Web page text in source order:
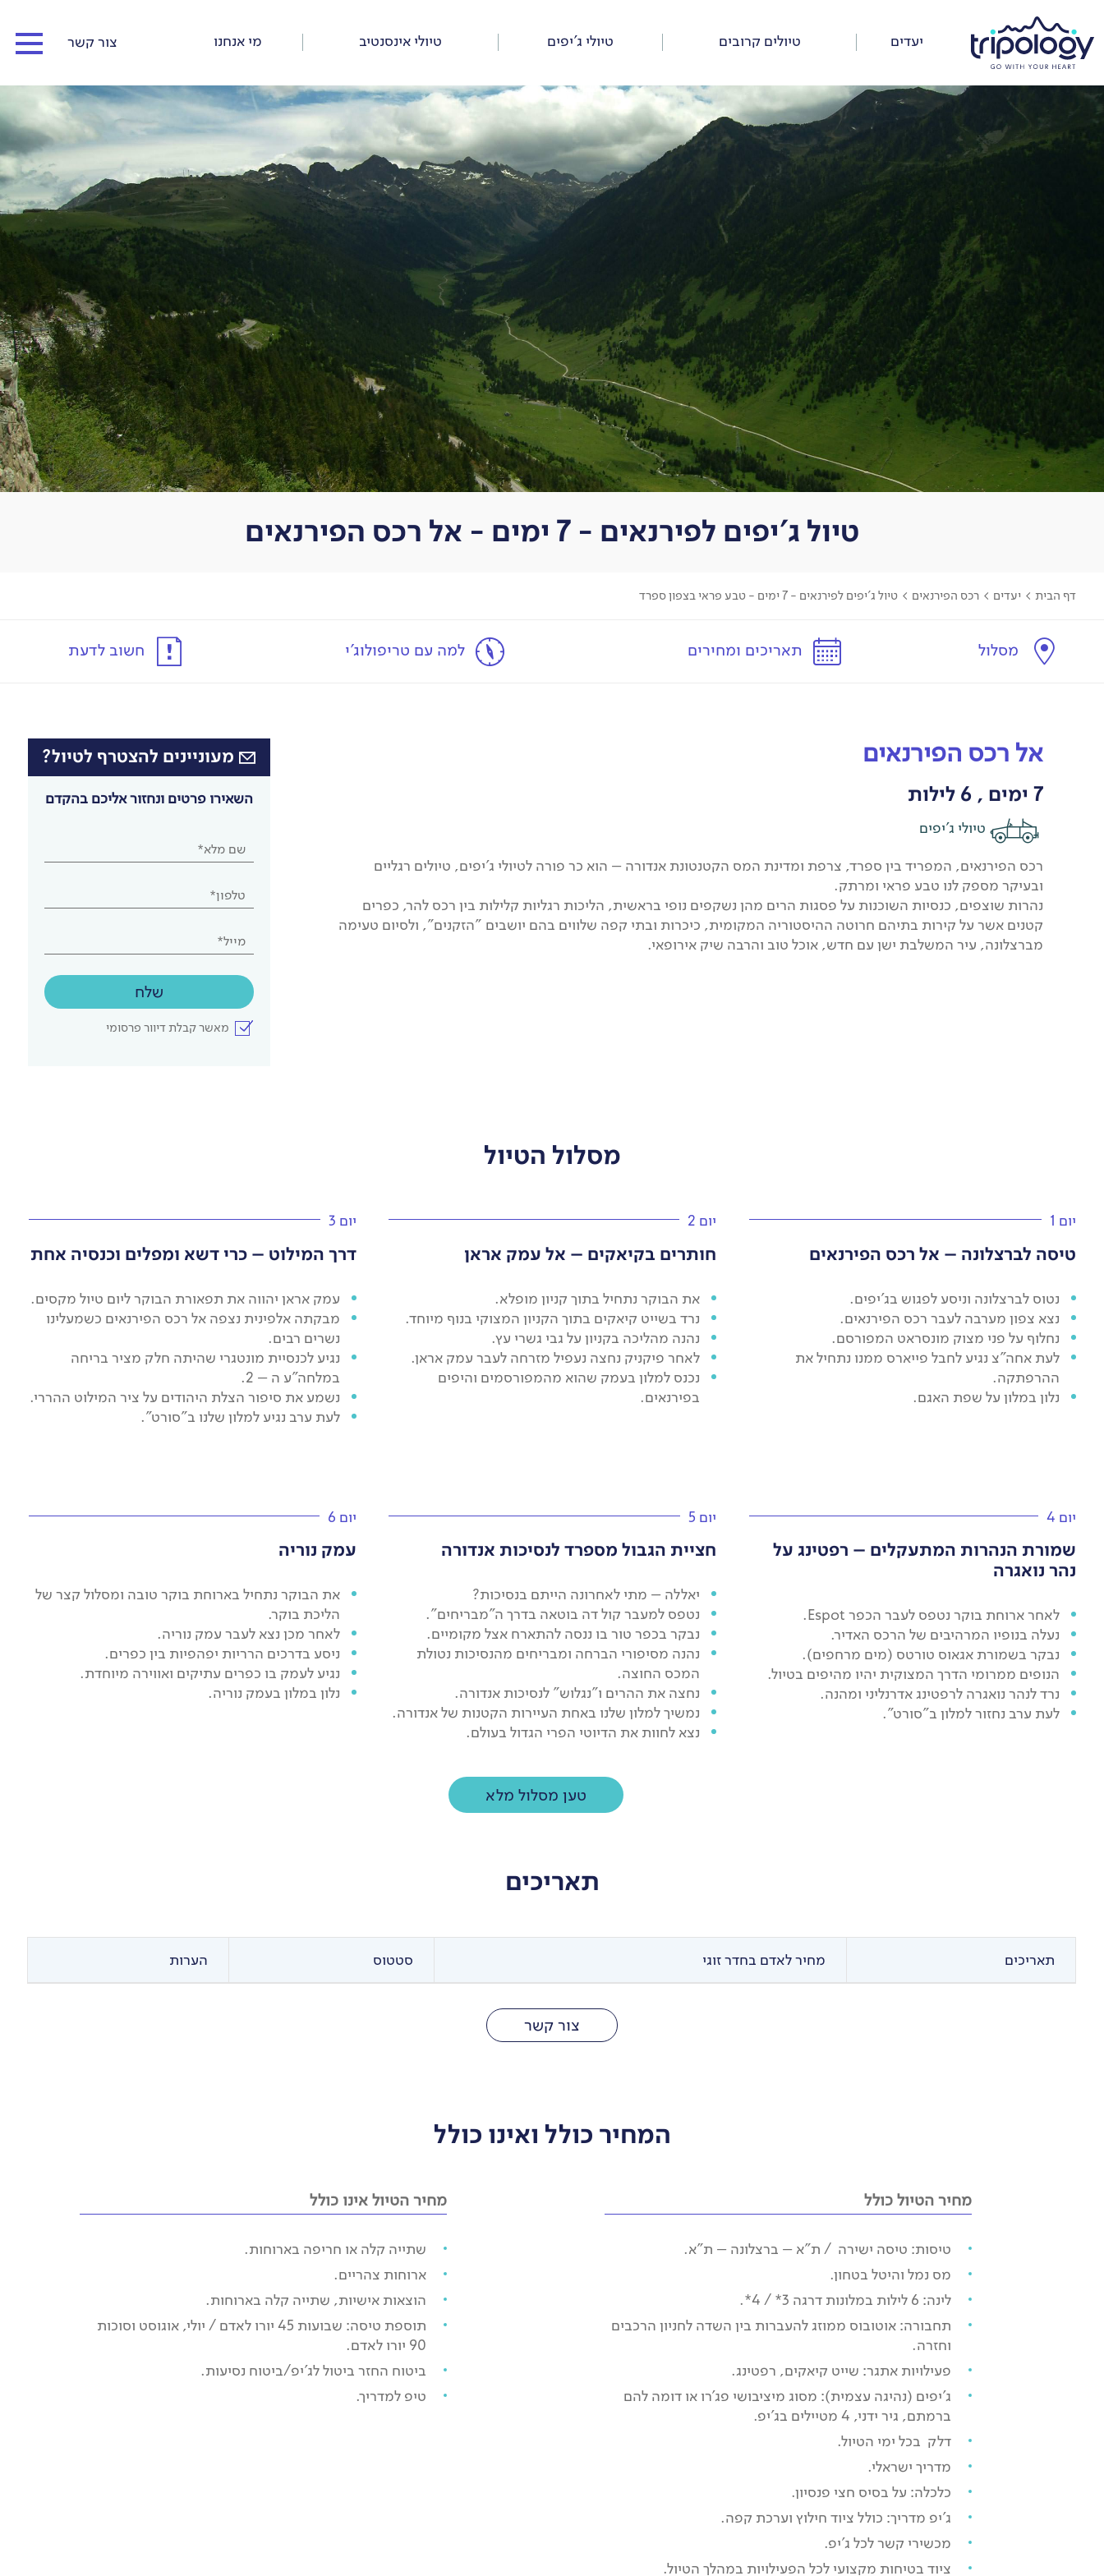
התפריט
יעדים טיולים קרובים טיולי ג’יפים טיולי אינסנטיב מי אנחנו צור קשר
המדריכים שלנו
כתבו עלינו
כתבות וסיפורי דרך
תנאי התקשרות ורישום
טיול ג'יפים לפירנאים - 7 ימים - אל רכס הפירנאים
דף הבית > יעדים > רכס הפירנאים > טיול ג'יפים לפירנאים - 7 ימים - טבע פראי בצפון ספרד
מסלול תאריכים ומחירים למה עם טריפולוג'י חשוב לדעת
אל רכס הפירנאים
7 ימים , 6 לילות
טיולי ג'יפים
רכס הפירנאים, המפריד בין ספרד, צרפת ומדינת המס הקטנטונת אנדורה – הוא כר פורה לטיולי ג'יפים, טיולים רגליים
ובעיקר מספק לנו טבע פראי ומרתק.
נהרות שוצפים, כנסיות השוכנות על פסגות הרים מהן נשקפים נופי בראשית, הליכות רגליות קלילות בין רכס להר, כפרים
קטנים אשר על קירות בתיהם חרוטה ההיסטוריה המקומית, כיכרות ובתי קפה שלווים בהם יושבים "הזקנים", ולסיום טעימה
מברצלונה, עיר המשלבת ישן עם חדש, אוכל טוב והרבה שיק אירופאי.
מעוניינים להצטרף לטיול?
השאירו פרטים ונחזור אליכם בהקדם
שם מלא*
טלפון*
מייל*
מאשר קבלת דיוור פרסומי
שלח
מסלול הטיול
יום 1
טיסה לברצלונה – אל רכס הפירנאים
נטוס לברצלונה וניסע לפגוש בג'יפים.
נצא צפון מערבה לעבר רכס הפירנאים.
נחלוף על פני מצוק מונסראט המפורסם.
לעת אחה"צ נגיע לחבל פייארס ממנו נתחיל את
ההרפתקה.
נלון במלון על שפת האגם.
יום 2
חותרים בקיאקים – אל עמק אראן
את הבוקר נתחיל בתוך קניון מופלא.
נרד בשייט קיאקים בתוך הקניון המצוקי בנוף מיוחד.
נהנה מהליכה בקניון על גבי גשרי עץ.
לאחר פיקניק נחצה נעפיל מזרחה לעבר עמק אראן.
נכנס למלון בעמק שהוא מהמפורסמים והיפים
בפירנאים.
יום 3
דרך המילוט – כרי דשא ומפלים וכנסיה אחת
עמק אראן יהווה את תפאורת הבוקר ליום טיול מקסים.
מבקתה אלפינית נצפה אל רכס הפירנאים כשמעלינו
נשרים רבים.
נגיע לכנסיית מונטגרי שהיתה חלק מציר בריחה
במלחה"ע ה – 2.
נשמע את סיפור הצלת היהודים על ציר המילוט ההררי.
לעת ערב נגיע למלון שלנו ב"סורט".
יום 4
שמורת הנהרות המתעקלים – רפטינג על
נהר נואגרה
לאחר ארוחת בוקר נטפס לעבר הכפר Espot.
נעלה בנופיו המרהיבים של הרכס האדיר.
נבקר בשמורת אגאוס טורטס (מים מרחפים).
הנופים ממרומי הדרך המצוקית יהיו מהיפים בטיול.
נרד לנהר נואגרה לרפטינג אדרנליני ומהנה.
לעת ערב נחזור למלון ב"סורט".
יום 5
חציית הגבול מספרד לנסיכות אנדורה
יאללה – מתי לאחרונה הייתם בנסיכות?
נטפס למעבר קול דה בוטאה בדרך ה"מבריחים".
נבקר בכפר טור בו ננסה להתארח אצל מקומיים.
נהנה מסיפורי הברחה ומבריחים מהנסיכות נטולת
המכס החוצה.
נחצה את ההרים ו"נגלוש" לנסיכות אנדורה.
נמשיך למלון שלנו באחת העיירות הקטנות של אנדורה.
נצא לחוות את הדיוטי הפרי הגדול בעולם.
יום 6
עמק נוריה
את הבוקר נתחיל בארוחת בוקר טובה ומסלול קצר של
הליכת בוקר.
לאחר מכן נצא לעבר עמק נוריה.
ניסע בדרכים הרריות יפהפיות בין כפרים.
נגיע לעמק בו כפרים עתיקים ואווירה מיוחדת.
נלון במלון בעמק נוריה.
מאוויר הפסגות לחוויה האורבנית המופלאה.
נטייל בברצלונה עד הערב – נחזור למציאות.
טען מסלול מלא
תאריכים
תאריכים מחיר לאדם בחדר זוגי סטטוס הערות
צור קשר
המחיר כולל ואינו כולל
מחיר הטיול כולל
טיסות: טיסה ישירה / ת"א – ברצלונה – ת"א.
מס נמל והיטל בטחון.
לינה: 6 לילות במלונות דרגה 3* / 4*.
תחבורה: אוטובוס ממוזג להעברות בין השדה לחניון הרכבים
וחזרה.
פעילויות אתגר: שייט קיאקים, רפטינג.
ג'יפים (נהיגה עצמית): מסוג מיציבושי פג'רו או דומה להם
ברמתם, גיר ידני, 4 מטיילים בג'יפ.
דלק בכל ימי הטיול.
מדריך ישראלי.
כלכלה: על בסיס חצי פנסיון.
ג'יפ מדריך: כולל ציוד חילוץ וערכת קפה.
מכשירי קשר לכל ג'יפ.
ציוד בטיחות מקצועי לכל הפעילויות במהלך הטיול.
מחיר הטיול אינו כולל
שתייה קלה או חריפה בארוחות.
ארוחות צהריים.
הוצאות אישיות, שתייה קלה בארוחות.
תוספת טיסה: שבועות 45 יורו לאדם / יולי, אוגוסט וסוכות
90 יורו לאדם.
ביטוח החזר ביטול לג'יפ/ביטוח נסיעות.
טיפ למדריך.